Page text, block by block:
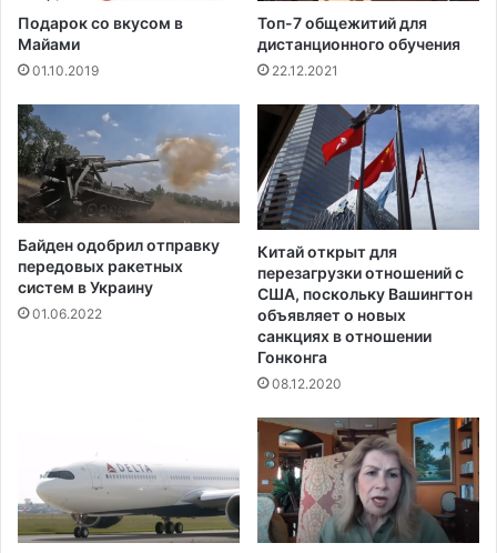
г
р
е
о
р
о
м‍
1
6
Подарок со вкусом в
Майами
01.10.2019
Топ-7 общежитий для
дистанционного обучения
22.12.2021
Байден одобрил отправку
передовых ракетных
систем в Украину
01.06.2022
Китай открыт для
перезагрузки отношений с
США, поскольку Вашингтон
объявляет о новых
санкциях в отношении
Гонконга
08.12.2020